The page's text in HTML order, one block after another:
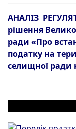
АНАЛІЗ
рішення
ради «Про
податку на
селищної ради